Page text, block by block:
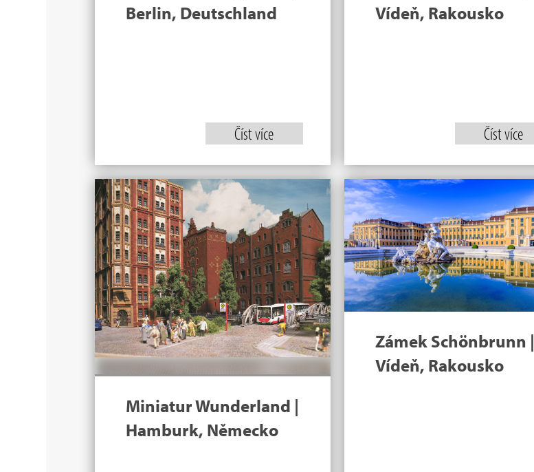
Berlin, Deutschland
Číst více
Vídeň, Rakousko
Číst více
Miniatur Wunderland |
Hamburk, Německo
Zámek Schönbrunn |
Vídeň, Rakousko